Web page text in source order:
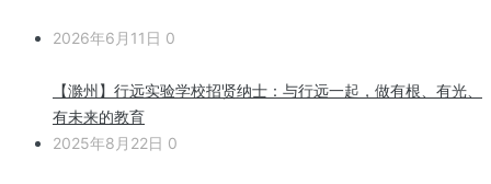
2026年6月11日 0
【滁州】行远实验学校招贤纳士：与行远一起，做有根、有光、
有未来的教育
2025年8月22日 0